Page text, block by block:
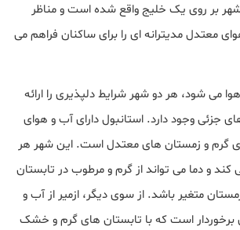
بر روی یک خلیج واقع شده است و مناظر
معتدل مدیترانه ای را برای ساکنان فراهم می
می شود، هر دو شهر شرایط دلپذیری را ارائه
جزئی وجود دارد. استانبول دارای آب و هوای
گرم و زمستان های معتدل است. این شهر هر
کند و دما می تواند از گرم و مرطوب در تابستان
متغیر باشد. از سوی دیگر، ازمیر از آب و
برخوردار است که با تابستان های گرم و خشک